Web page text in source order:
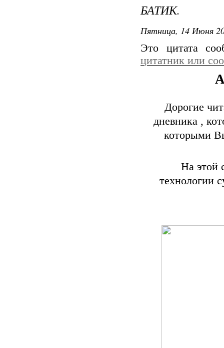
БАТИК.
Пятница, 14 Июня
Это цитата
цитатник или
Дорогие
дневника ,
которыми
На этой
технологии